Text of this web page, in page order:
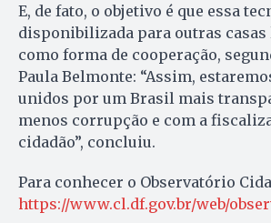
E, de fato, o objetivo é que essa
disponibilizada para outras
como forma de cooperação,
Paula Belmonte: “Assim,
unidos por um Brasil mais
menos corrupção e com a
cidadão”, concluiu.
Para conhecer o Observatório
https://www.cl.df.gov.br/web/